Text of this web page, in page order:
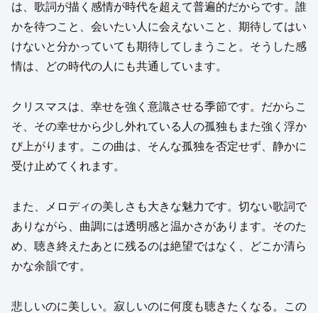
は、歌詞が描く感情が時代を超えて普遍的だからです。誰
かを待つこと、会いたい人に会えないこと、期待してはい
けないと分かっていても期待してしまうこと。そうした感
情は、どの時代の人にも共通しています。
クリスマスは、幸せを強く意識させる季節です。だからこ
そ、その幸せから少し外れている人の孤独もまた強く浮か
び上がります。この曲は、そんな孤独を否定せず、静かに
受け止めてくれます。
また、メロディの美しさも大きな魅力です。切ない歌詞で
ありながら、曲調には透明感と温かさがあります。そのた
め、聴き終えたあとに残るのは絶望ではなく、どこか清ら
かな余韻です。
悲しいのに美しい。寂しいのに何度も聴きたくなる。この